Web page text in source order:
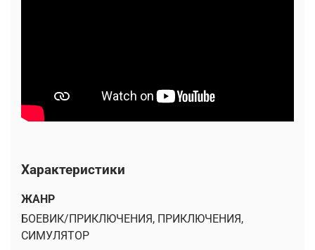
Характеристики
ЖАНР
БОЕВИК/ПРИКЛЮЧЕНИЯ, ПРИКЛЮЧЕНИЯ,
СИМУЛЯТОР